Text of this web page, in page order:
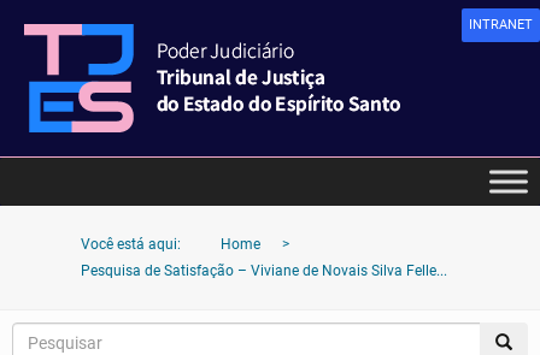
INTRANET
Você está aqui: Home
>
Pesquisa de Satisfação – Viviane de Novais Silva Felle...